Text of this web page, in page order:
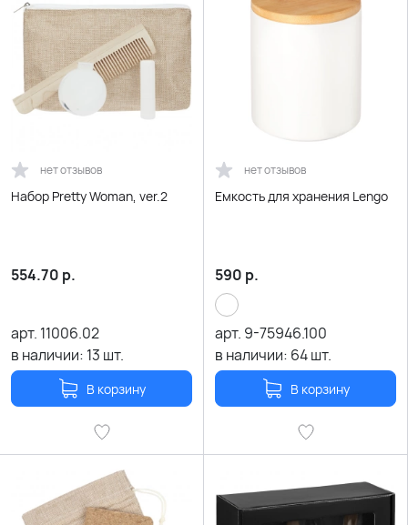
нет отзывов
Набор Pretty Woman, ver.2
554.70 р.
арт. 11006.02
в наличии: 13 шт.
В корзину
нет отзывов
Емкость для хранения Lengo
590 р.
арт. 9-75946.100
в наличии: 64шт.
В корзину